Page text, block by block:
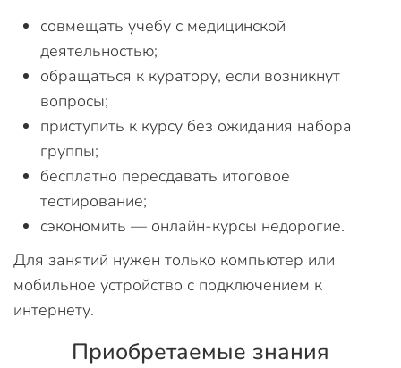
совмещать учебу с медицинской
деятельностью;
обращаться к куратору, если возникнут
вопросы;
приступить к курсу без ожидания набора
группы;
бесплатно пересдавать итоговое
тестирование;
сэкономить — онлайн-курсы недорогие.
Для занятий нужен только компьютер или
мобильное устройство с подключением к
интернету.
Приобретаемые знания